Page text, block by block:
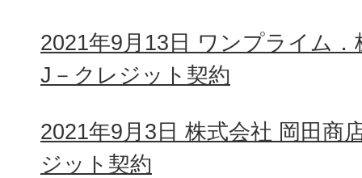
2021年9月13日 ワンプライム
J－クレジット契約
2021年9月3日 株式会社 岡田商
ジット契約